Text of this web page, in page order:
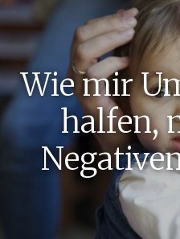
Wie mir
halfen,